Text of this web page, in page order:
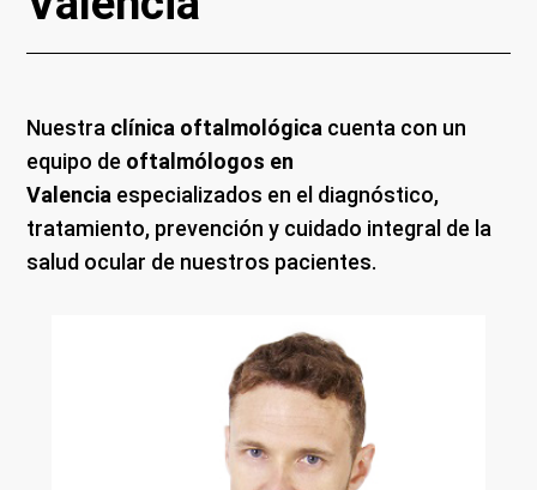
Nuestra clínica oftalmológica cuenta con un
equipo de oftalmólogos en
Valencia especializados en el diagnóstico,
tratamiento, prevención y cuidado integral de la
salud ocular de nuestros pacientes.